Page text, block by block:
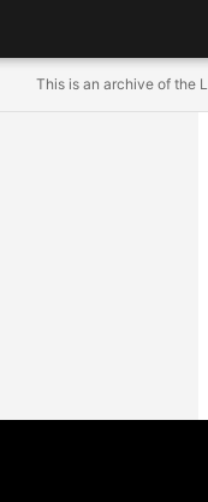
This is an archive of the